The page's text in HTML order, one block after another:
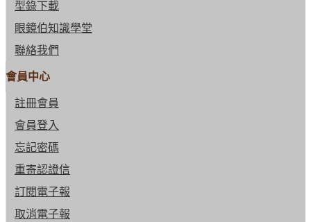
型錄下載
眼鏡伯知識學堂
聯絡我們
會員中心
註冊會員
會員登入
忘記密碼
重寄認證信
訂閱電子報
取消電子報